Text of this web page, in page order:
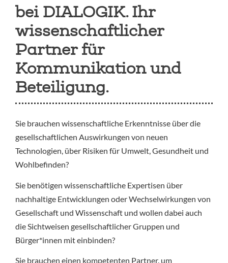
bei DIALOGIK. Ihr
wissenschaftlicher
Partner für
Kommunikation und
Beteiligung.
Sie brauchen wissenschaftliche Erkenntnisse über die
gesellschaftlichen Auswirkungen von neuen
Technologien, über Risiken für Umwelt, Gesundheit und
Wohlbefinden?
Sie benötigen wissenschaftliche Expertisen über
nachhaltige Entwicklungen oder Wechselwirkungen von
Gesellschaft und Wissenschaft und wollen dabei auch
die Sichtweisen gesellschaftlicher Gruppen und
Bürger*innen mit einbinden?
Sie brauchen einen kompetenten Partner, um